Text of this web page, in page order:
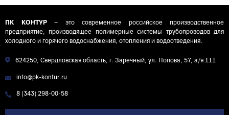
ПК КОНТУР– это современное российское производственное
предприятие, производящее полимерные системы трубопроводов для
холодного и горячего водоснабжения, отопления и водоотведения.
624250, Свердловская область, г. Заречный, ул. Попова, 57, а/я 111
info@pk-kontur.ru
8 (343) 298-00-58